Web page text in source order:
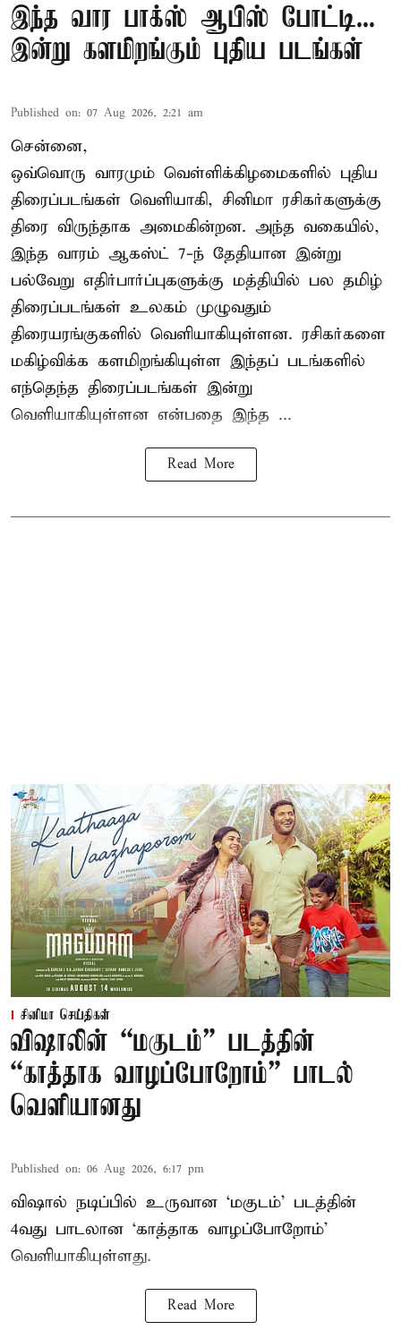
இந்த வார பாக்ஸ் ஆபிஸ் போட்டி...
இன்று களமிறங்கும் புதிய படங்கள்
Published on: 07 Aug 2026, 2:21 am
சென்னை,
ஒவ்வொரு வாரமும் வெள்ளிக்கிழமைகளில் புதிய
திரைப்படங்கள் வெளியாகி, சினிமா ரசிகர்களுக்கு
திரை விருந்தாக அமைகின்றன. அந்த வகையில்,
இந்த வாரம் ஆகஸ்ட் 7-ந் தேதியான இன்று
பல்வேறு எதிர்பார்ப்புகளுக்கு மத்தியில் பல தமிழ்
திரைப்படங்கள் உலகம் முழுவதும்
திரையரங்குகளில் வெளியாகியுள்ளன. ரசிகர்களை
மகிழ்விக்க களமிறங்கியுள்ள இந்தப் படங்களில்
எந்தெந்த திரைப்படங்கள் இன்று
வெளியாகியுள்ளன என்பதை இந்த ...
Read More
சினிமா செய்திகள்
விஷாலின் “மகுடம்” படத்தின்
“காத்தாக வாழப்போறோம்” பாடல்
வெளியானது
Published on: 06 Aug 2026, 6:17 pm
விஷால் நடிப்பில் உருவான ‘மகுடம்’ படத்தின்
4வது பாடலான ‘காத்தாக வாழப்போறோம்’
வெளியாகியுள்ளது.
Read More